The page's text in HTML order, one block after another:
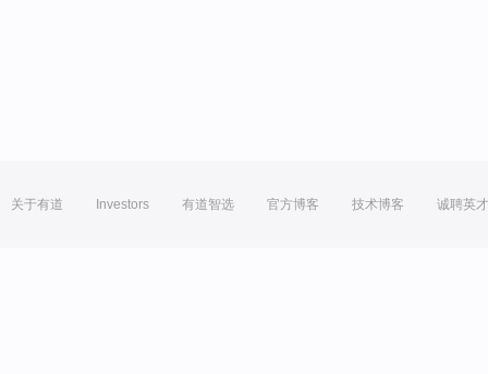
关于有道 Investors 有道智选 官方博客 技术博客 诚聘英才